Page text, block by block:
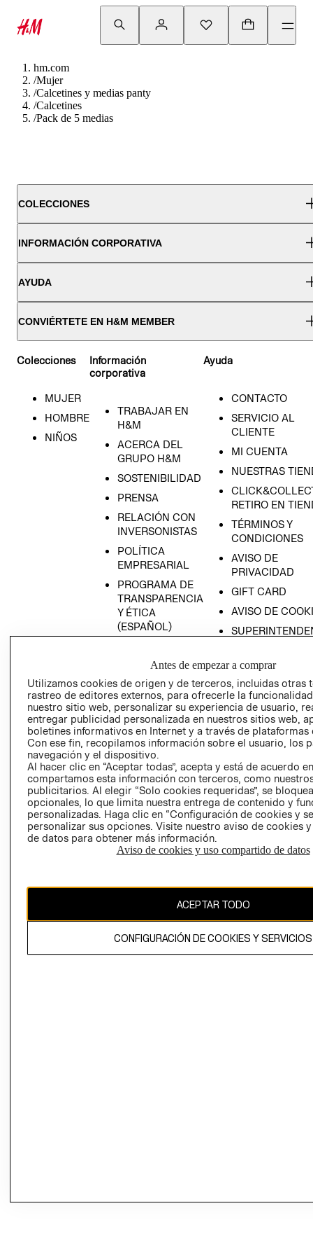
hm.com
/Mujer
/Calcetines y medias panty
/Calcetines
/Pack de 5 medias
COLECCIONES
INFORMACIÓN CORPORATIVA
AYUDA
CONVIÉRTETE EN H&M MEMBER
Colecciones
MUJER
HOMBRE
NIÑOS
Información
corporativa
TRABAJAR EN
H&M
ACERCA DEL
GRUPO H&M
SOSTENIBILIDAD
PRENSA
RELACIÓN CON
INVERSONISTAS
POLÍTICA
EMPRESARIAL
PROGRAMA DE
TRANSPARENCIA
Y ÉTICA
(ESPAÑOL)
TRANSPARENCIA
Ayuda
CONTACTO
SERVICIO AL
CLIENTE
MI CUENTA
NUESTRAS
RETIRO EN
TÉRMINOS Y
CONDICIONES
AVISO DE
PRIVACIDAD
GIFT CARD
AVISO DE
PETICIONES
QUEJAS Y
RECLAMOS
Colombia ($)
CAMBIAR REGIÓN
El contenido de esta página web está protegido por copyright y es
propiedad de H&M Hennes & Mauritz AB.
Antes de empezar a comprar
Utilizamos cookies de origen y de terceros, incluidas otras
rastreo de editores externos, para ofrecerle la
nuestro sitio web, personalizar su experiencia de usuario,
entregar publicidad personalizada en nuestros sitios web,
boletines informativos en Internet y a través de plataformas
Con ese fin, recopilamos información sobre el usuario, los
navegación y el dispositivo.
Al hacer clic en “Aceptar todas”, acepta y está de acuerdo
compartamos esta información con terceros, como
publicitarios. Al elegir “Solo cookies requeridas”, se
opcionales, lo que limita nuestra entrega de contenido y
personalizadas. Haga clic en “Configuración de cookies y
personalizar sus opciones. Visite nuestro aviso de cookies
de datos para obtener más información.
Aviso de cookies y uso compartido de datos
ACEPTAR TODO
CONFIGURACIÓN DE COOKIES Y SERVICIOS